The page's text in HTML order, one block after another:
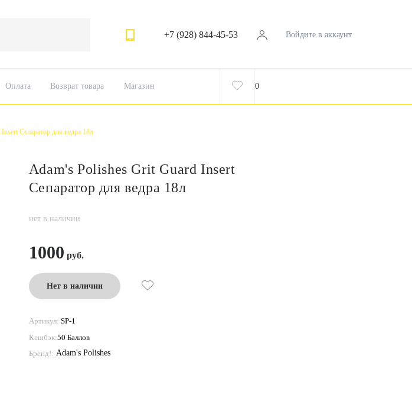
+7 (928) 844-45-53 Войдите в аккаунт
Оплата Возврат товара Магазин 0
Сепаратор для ведра 18л
Adam's Polishes Grit Guard Insert
Сепаратор для ведра 18л
нет в наличии
1000
Нет в наличии
Артикул: SP-1
Кешбэк:50 Баллов
Бренд!: Adam's Polishes